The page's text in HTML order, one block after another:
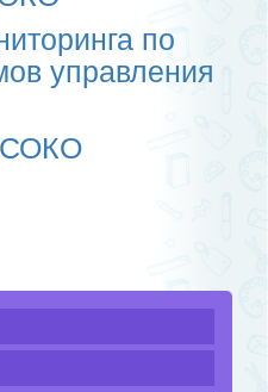
по
управления